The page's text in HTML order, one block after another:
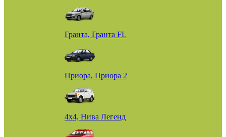
Гранта, Гранта FL
Приора, Приора 2
4х4, Нива Легенд